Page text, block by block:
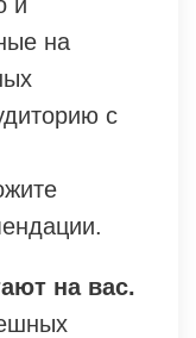
на
с
на вас.